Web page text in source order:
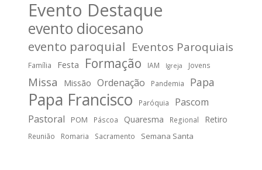
Evento Destaque
evento diocesano
evento paroquial Eventos Paroquiais
Família Festa Formação IAM Igreja Jovens
Missa Missão Ordenação Pandemia Papa
Papa Francisco Paróquia
Pascom
Pastoral
POM Páscoa Quaresma Regional Retiro
Reunião Romaria Sacramento Semana Santa